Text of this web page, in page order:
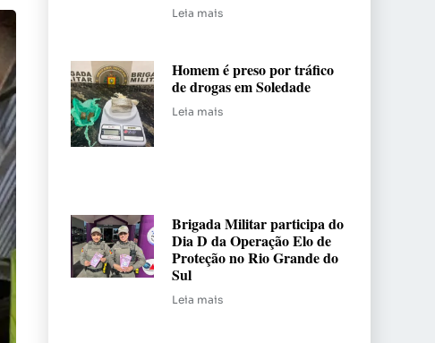
Leia mais
Homem é preso por tráfico
de drogas em Soledade
Leia mais
Brigada Militar participa do
Dia D da Operação Elo de
Proteção no Rio Grande do
Sul
Leia mais